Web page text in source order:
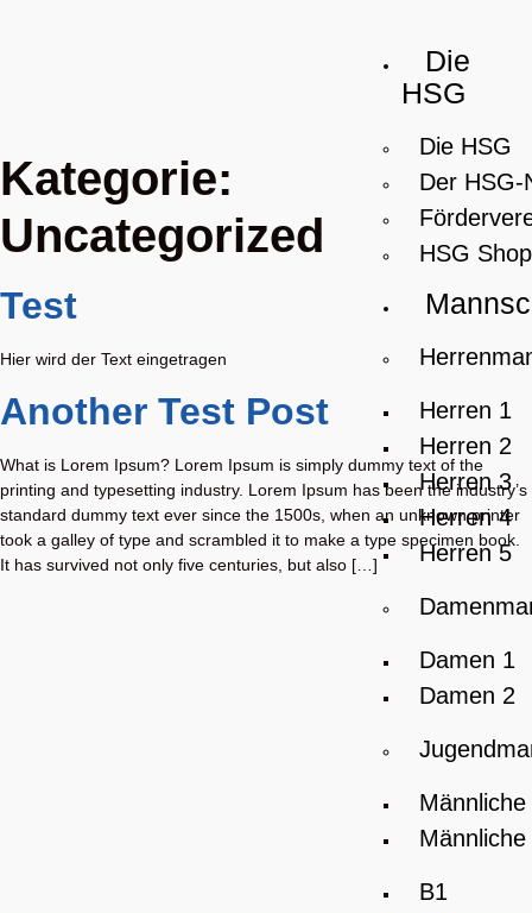
Die
HSG
Die HSG
Der HSG-
HSG Shop
Herren 1
Herren 2
Herren 3
Herren 4
Herren 5
Damen 1
Damen 2
B1
Kategorie:
Uncategorized
Test
Hier wird der Text eingetragen
Another Test Post
What is Lorem Ipsum? Lorem Ipsum is simply dummy text of the
printing and typesetting industry. Lorem Ipsum has been the industry’s
standard dummy text ever since the 1500s, when an unknown printer
took a galley of type and scrambled it to make a type specimen book.
It has survived not only five centuries, but also […]